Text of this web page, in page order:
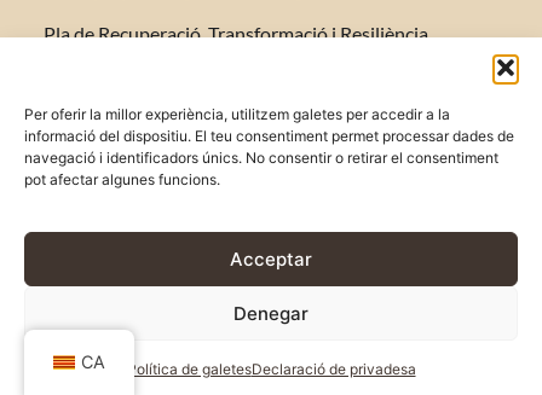
Per oferir la millor experiència, utilitzem galetes per accedir a la
informació del dispositiu. El teu consentiment permet processar dades de
navegació i identificadors únics. No consentir o retirar el consentiment
pot afectar algunes funcions.
Acceptar
Denegar
Política de galetesDeclaració de privadesa
Pla de Recuperació, Transformació i Resiliència
AVISO LEGAL
TÉRMINOS Y CONDICIONES
DISSENY WEB:LA NAVE NODRIZA
CA